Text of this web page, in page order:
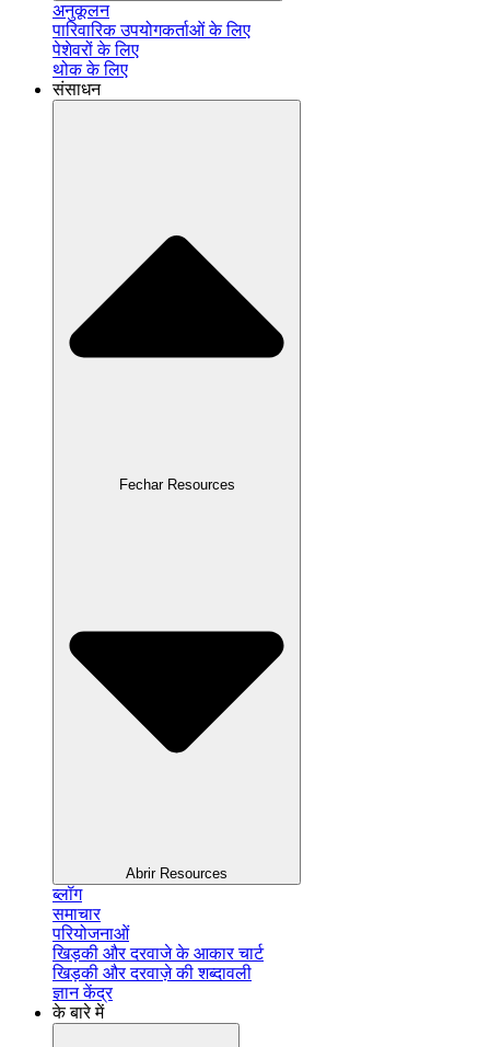
अनुकूलन
पारिवारिक उपयोगकर्ताओं के लिए
पेशेवरों के लिए
थोक के लिए
संसाधन
Fechar Resources
Abrir Resources
ब्लॉग
समाचार
परियोजनाओं
खिड़की और दरवाजे के आकार चार्ट
खिड़की और दरवाज़े की शब्दावली
ज्ञान केंद्र
के बारे में